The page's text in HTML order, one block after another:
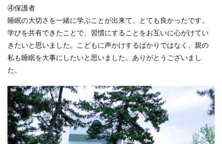
④保護者
睡眠の大切さを一緒に学ぶことが出来て、とても良かったです。
学びを共有できたことで、習慣にすることをお互いに心がけてい
きたいと思いました。こどもに声かけするばかりではなく、親の
私も睡眠を大事にしたいと思いました。ありがとうございまし
た。